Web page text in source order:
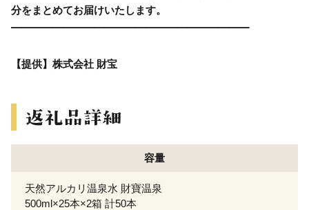
分をまとめてお届けいたします。
━━━━━━━━━━━━━━━━━━━━━━━
【提供】株式会社 財宝
容量
天然アルカリ温泉水 財寶温泉
500ml×25本×2箱 計50本